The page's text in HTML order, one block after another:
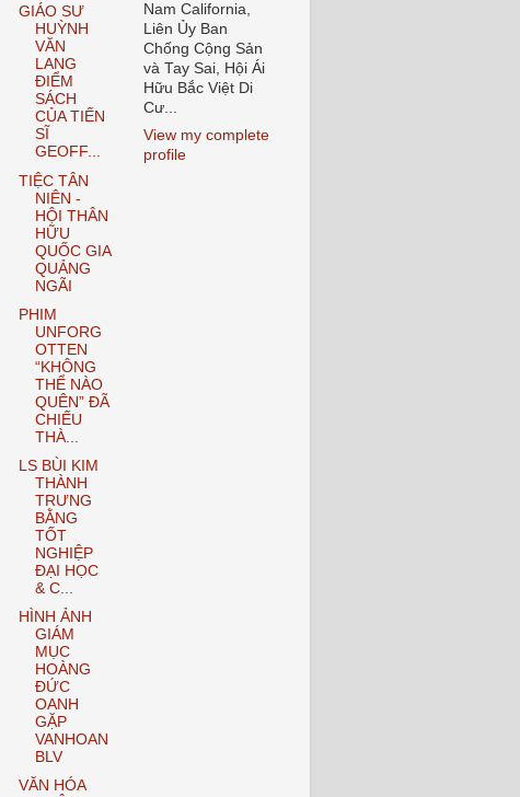
GIÁO SƯ
HUỲNH
VĂN
LANG
ĐIỂM
SÁCH
CỦA TIẾN
SĨ
GEOFF...
TIỆC TÂN
NIÊN -
HỘI THÂN
HỮU
QUỐC GIA
QUẢNG
NGÃI
PHIM
UNFORG
OTTEN
“KHÔNG
THỂ NÀO
QUÊN” ĐÃ
CHIẾU
THÀ...
LS BÙI KIM
THÀNH
TRƯNG
BẰNG
TỐT
NGHIỆP
ĐẠI HỌC
& C...
HÌNH ẢNH
GIÁM
MỤC
HOÀNG
ĐỨC
OANH
GẶP
VANHOAN
BLV
VĂN HÓA
Nam California,
Liên Ủy Ban
Chống Cộng Sản
và Tay Sai, Hội Ái
Hữu Bắc Việt Di
Cư...
View my complete
profile